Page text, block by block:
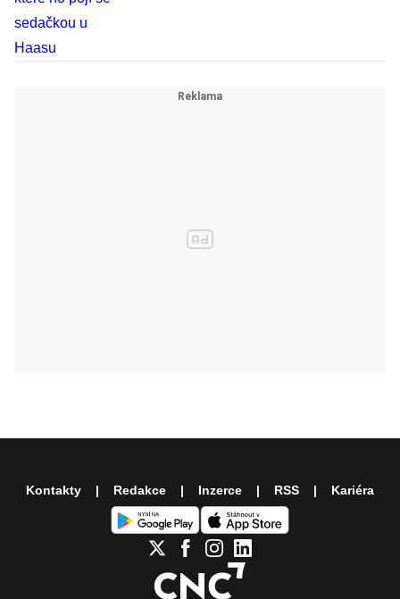
Kontakty Redakce Inzerce RSS Kariéra